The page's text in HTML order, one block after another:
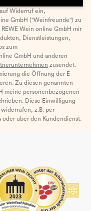
Widerruf ein,
GmbH ("Weinfreunde") zu
Wein online GmbH mir
Dienstleistungen,
zum
GmbH und anderen
zusendet.
die Öffnung der E-
Zu diesen genannten
meine personenbezogenen
Diese Einwilligung
z.B. per
oder über den Kundendienst.